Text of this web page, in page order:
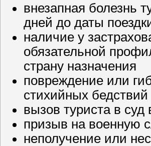
внезапная болезнь
дней до даты
наличие у
обязательной
страну назначения
повреждение или
стихийных бедствий
вызов туриста в суд
призыв на военную
неполучение или